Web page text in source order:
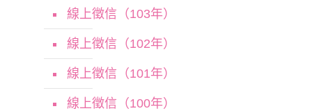
線上徵信（103年）
線上徵信（102年）
線上徵信（101年）
線上徵信（100年）